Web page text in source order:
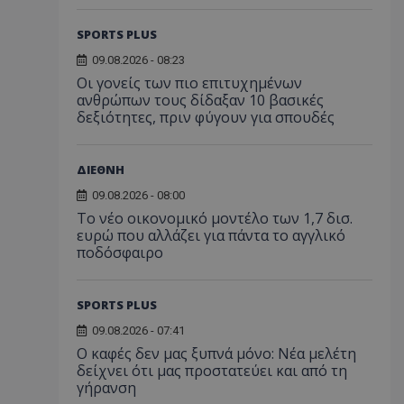
SPORTS PLUS
09.08.2026 - 08:23
Οι γονείς των πιο επιτυχημένων
ανθρώπων τους δίδαξαν 10 βασικές
δεξιότητες, πριν φύγουν για σπουδές
ΔΙΕΘΝΗ
09.08.2026 - 08:00
Το νέο οικονομικό μοντέλο των 1,7 δισ.
ευρώ που αλλάζει για πάντα το αγγλικό
ποδόσφαιρο
SPORTS PLUS
09.08.2026 - 07:41
Ο καφές δεν μας ξυπνά μόνο: Νέα μελέτη
δείχνει ότι μας προστατεύει και από τη
γήρανση